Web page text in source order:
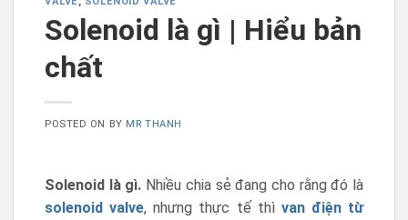
Solenoid là gì | Hiểu bản
chất
POSTED ON BY MR THANH
Solenoid là gì. Nhiều chia sẻ đang cho rằng đó là
solenoid valve, nhưng thực tế thì van điện từ